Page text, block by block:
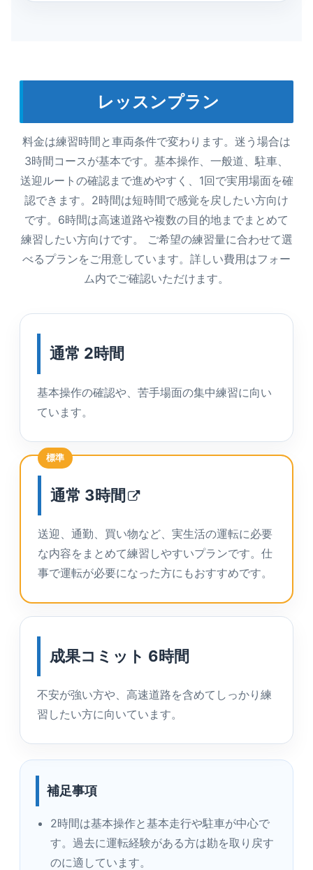
レッスンプラン
料金は練習時間と車両条件で変わります。迷う場合は
3時間コースが基本です。基本操作、一般道、駐車、
送迎ルートの確認まで進めやすく、1回で実用場面を確
認できます。2時間は短時間で感覚を戻したい方向け
です。6時間は高速道路や複数の目的地までまとめて
練習したい方向けです。 ご希望の練習量に合わせて選
べるプランをご用意しています。詳しい費用はフォー
ム内でご確認いただけます。
通常 2時間
基本操作の確認や、苦手場面の集中練習に向い
ています。
標準
通常 3時間
送迎、通勤、買い物など、実生活の運転に必要
な内容をまとめて練習しやすいプランです。仕
事で運転が必要になった方にもおすすめです。
成果コミット 6時間
不安が強い方や、高速道路を含めてしっかり練
習したい方に向いています。
補足事項
2時間は基本操作と基本走行や駐車が中心で
す。過去に運転経験がある方は勘を取り戻す
のに適しています。